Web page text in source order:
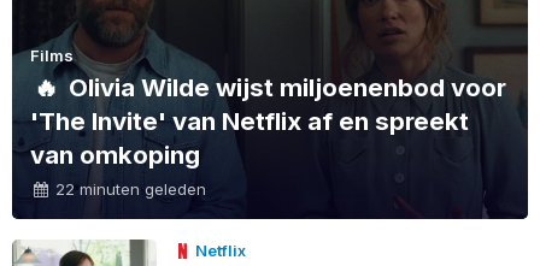
Films
🔥 Olivia Wilde wijst miljoenenbod voor
'The Invite' van Netflix af en spreekt
van omkoping
22 minuten geleden
Netflix